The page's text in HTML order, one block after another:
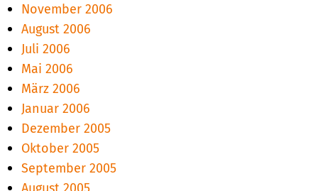
November 2006
August 2006
Juli 2006
Mai 2006
März 2006
Januar 2006
Dezember 2005
Oktober 2005
September 2005